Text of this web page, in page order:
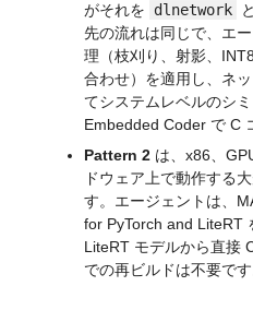
がそれを
dlnetwork
先の流れは同じで、エ
理（枝刈り、射影、
合わせ）を適用し、ネ
てシステムレベルのシ
Embedded Coder で C
Pattern 2 は、x86、
ドウェア上で動作する
す。エージェントは、
for PyTorch and LiteRT
LiteRT モデルから直接
での再ビルドは不要です